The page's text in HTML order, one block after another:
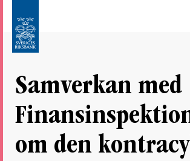
direkt
undersidor
Samverkan med
om den